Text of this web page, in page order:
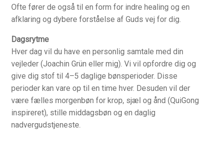
Priser
Referencer
Skriftemålets velsignelser
Ofte fører de også til en form for indre healing og en
afklaring og dybere forståelse af Guds vej for dig.
Dagsrytme
Hver dag vil du have en personlig samtale med din
vejleder (Joachin Grün eller mig). Vi vil opfordre dig og
give dig stof til 4–5 daglige bønsperioder. Disse
perioder kan vare op til en time hver. Desuden vil der
være fælles morgenbøn for krop, sjæl og ånd (QuiGong
inspireret), stille middagsbøn og en daglig
nadvergudstjeneste.